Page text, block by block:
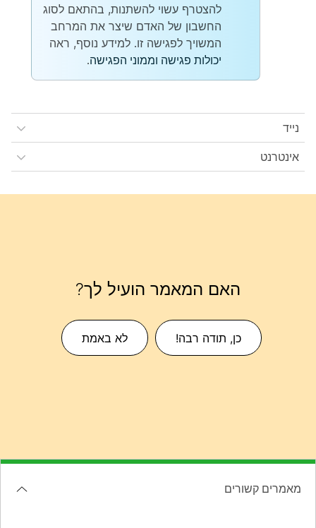
להצטרף עשוי להשתנות, בהתאם לסוג
החשבון של האדם שיצר את המרחב
המשויך לפגישה זו. למידע נוסף, ראה
יכולות פגישה וממוני הפגישה.
נייד
אינטרנט
האם המאמר הועיל לך?
כן, תודה רבה! לא באמת
מאמרים קשורים